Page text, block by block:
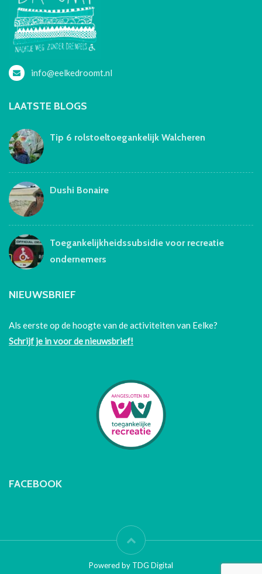
info@eelkedroomt.nl
LAATSTE BLOGS
Tip 6 rolstoeltoegankelijk Walcheren
Dushi Bonaire
Toegankelijkheidssubsidie voor recreatie
ondernemers
NIEUWSBRIEF
Als eerste op de hoogte van de activiteiten van Eelke?
Schrijf je in voor de nieuwsbrief!
FACEBOOK
Powered by TDG Digital